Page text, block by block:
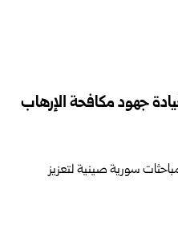
جهود مكافحة الإرهاب